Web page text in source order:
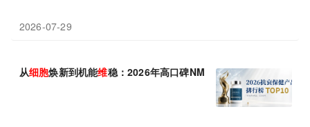
2026-07-29
从细胞焕新到机能维稳：2026年高口碑NMN抗衰老品牌分层实力